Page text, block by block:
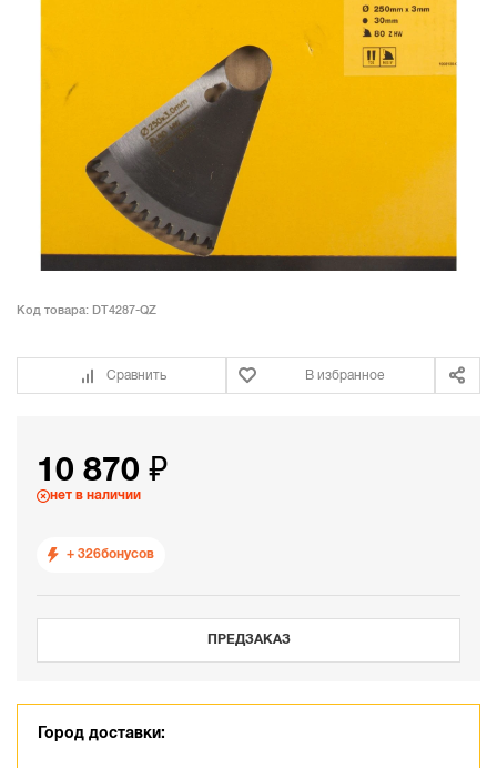
Код товара: DT4287-QZ
Сравнить В избранное
10 870 ₽
нет в наличии
+ 326бонусов
ПРЕДЗАКАЗ
Город доставки: